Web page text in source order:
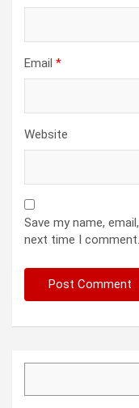
Email *
Website
Save my name,
next time I comment.